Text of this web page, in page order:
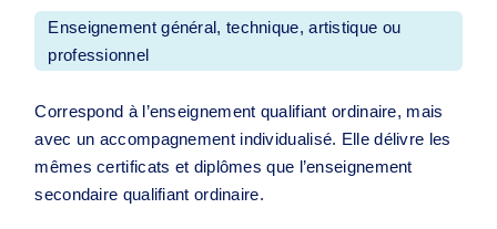
Enseignement général, technique, artistique ou
professionnel
Correspond à l’enseignement qualifiant ordinaire, mais
avec un accompagnement individualisé. Elle délivre les
mêmes certificats et diplômes que l’enseignement
secondaire qualifiant ordinaire.